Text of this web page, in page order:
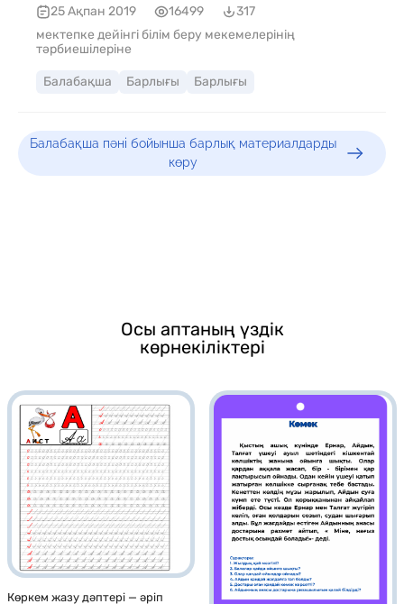
25 Ақпан 2019
16499
317
мектепке дейінгі білім беру мекемелерінің
тәрбиешілеріне
Балабақша Барлығы Барлығы
Балабақша пәні бойынша барлық материалдарды
көру
Осы аптаның үздік
көрнекіліктері
Көркем жазу дәптері — әріп